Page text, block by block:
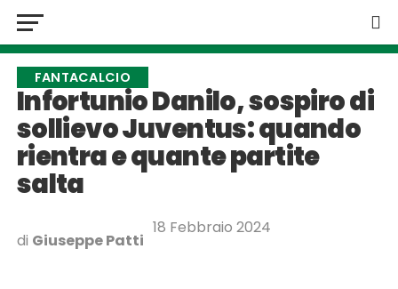
FANTACALCIO
Infortunio Danilo, sospiro di
sollievo Juventus: quando
rientra e quante partite
salta
di Giuseppe Patti
18 Febbraio 2024